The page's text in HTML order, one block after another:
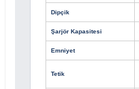
Dipçik
Şarjör Kapasitesi
Emniyet
Tetik